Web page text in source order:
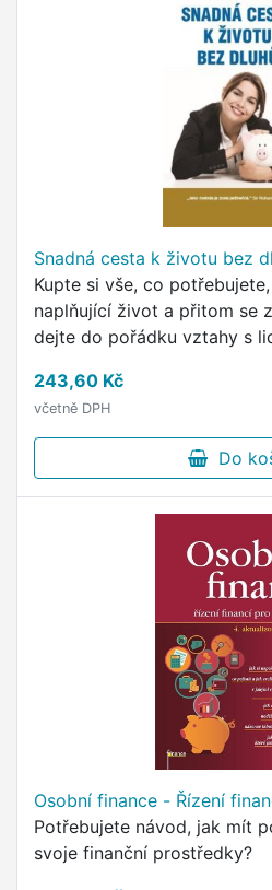
Snadná cesta k životu bez
Kupte si vše, co
naplňující život a přitom se
dejte do pořádku vztahy s
obětovat …
243,60 Kč
včetně DPH
Do
Osobní finance - Řízení
Potřebujete návod, jak mít
svoje finanční prostředky?